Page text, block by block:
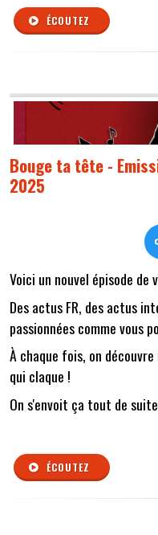
ÉCOUTEZ
Bouge ta tête -
2025
Voici un nouvel épisode de
Des actus FR, des actus
passionnées comme vous
À chaque fois, on
qui claque !
On s'envoit ça tout de
ÉCOUTEZ